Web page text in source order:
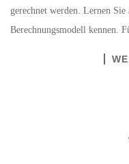
gerechnet werden. Lernen
Berechnungsmodell kennen.